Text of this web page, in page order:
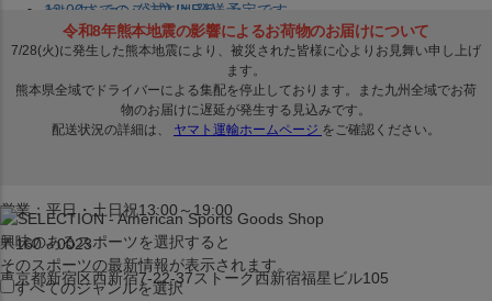
セレクション公式LINE@
営業：平日・土日祝13:00～19:00
〒160－0023
東京都新宿区西新宿7-22-37ストーク西新宿福星ビル105
12:00までのご注文は発送予定です。
在庫品は 1-3営業日内で発送!! ※お取寄せ商品は対象外
興味のあるスポーツを選択すると
そのスポーツの最新情報が表示されます。
すべてのジャンルを選択